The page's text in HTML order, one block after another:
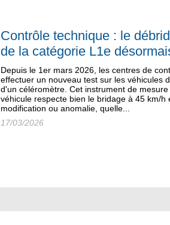
Contrôle technique : le
de la catégorie L1e
Depuis le 1er mars 2026, les centres de
effectuer un nouveau test sur les véhicules
d'un céléromètre. Cet instrument de
véhicule respecte bien le bridage à 45 km/h
modification ou anomalie, quelle...
17/03/2026